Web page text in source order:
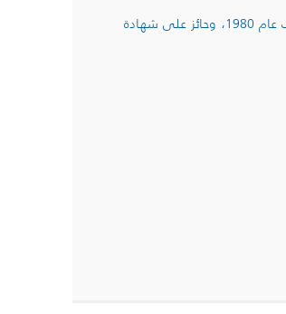
• حائز على إجازة في إدارة الأعمال والعلوم التجارية، تخصص في التأمين - جامعة القديس يوسف عام 1980، وحائز على شهادة